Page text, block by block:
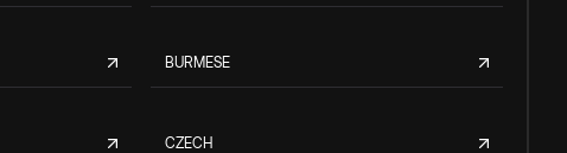
BURMESE
CZECH